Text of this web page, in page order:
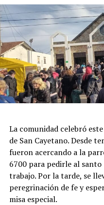
La comunidad celebró
de San Cayetano. Desde
fueron acercando a la
6700 para pedirle al
trabajo. Por la tarde, se
peregrinación de fe y
misa especial.